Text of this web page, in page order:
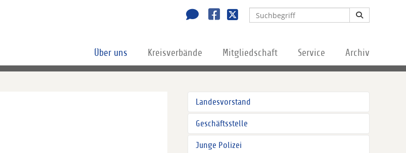
Über uns Kreisverbände Mitgliedschaft Service Archiv
Landesvorstand
Geschäftsstelle
Junge Polizei